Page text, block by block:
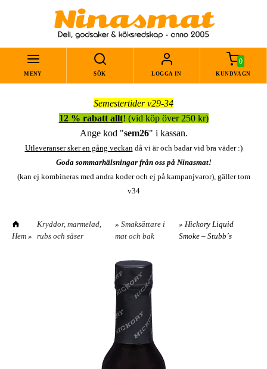
MENY SÖK LOGGA IN
0
KUNDVAGN
Semestertider v29-34
12 % rabatt allt! (vid köp över 250 kr)
Ange kod "sem26" i kassan.
Utleveranser sker en gång veckandå vi är och badar vid bra väder :)
Goda sommarhälsningar från oss på Ninasmat!
(kan ej kombineras med andra koder och ej på kampanjvaror), gäller tom
v34
Hem »
Kryddor, marmelad,
rubs och såser
»Smaksättare i
mat och bak
» Hickory Liquid
Smoke – Stubb´s